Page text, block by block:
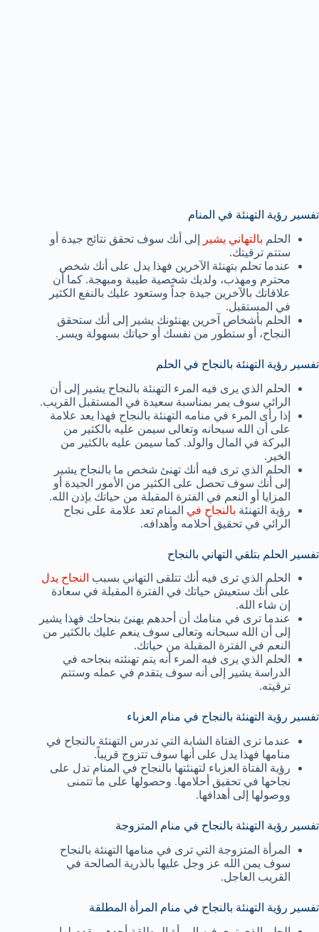
تفسير رؤية التهنئة في المنام
الحلم بالتهاني يشير
إلى أنك سوف تحقق نتائج جيدة أو
ستتم ترقيتك.
عندما تحلم بتهنئة الآخرين فهذا يدل على أنك شخص
محترم ومهذب، ولديك شخصية طيبة ومبهجة. كما أن
علاقاتك بالآخرين جيدة جداً وستعود عليك بالنفع الكثير
في المستقبل.
الحلم بأشخاص آخرين يهنئونك يشير إلى أنك ستحقق
النجاح، أو ستطور من نفسك أو حياتك بسهولة ويسر.
تفسير رؤية التهنئة بالنجاح في الحلم
الحلم الذي يرى فيه المرء التهنئة بالنجاح يشير إلى أن
الرائي سوف يمر بمناسبة سعيدة في المستقبل القريب.
إذا رأى المرء في منامه التهنئة بالنجاح فهذا يعد علامة
على أن الله سبحانه وتعالى سيمن عليه بالكثير من
البركة في المال والولد. كما سيمن عليه بالكثير من
الخير.
الحلم الذي ترى فيه أنك تهنئ شخص ما بالنجاح يشير
إلى أنك سوف تحصل على الكثير من الأمور الجيدة أو
المزايا أو النعم في الفترة المقبلة من حياتك بإذن الله.
رؤية التهنئة بالنجاح في المنام تعد علامة على نجاح
الرائي في تحقيق أحلامه وأهدافه.
تفسير الحلم بتلقي التهاني بالنجاح
الحلم الذي ترى فيه أنك تتلقى التهاني بسبب النجاح يدل
على أنك ستعيش حياتك في الفترة المقبلة في سعادة
إن شاء الله.
عندما ترى في منامك أن أحدهم يهنئ بنجاحك فهذا يشير
إلى أن الله سبحانه وتعالى سوف ينعم عليك بالكثير من
النعم في الفترة المقبلة من حياتك.
الحلم الذي يرى فيه المرء أنه يتم تهنئته بنجاحه في
الدراسة يشير إلى أنه سوف يتقدم في عمله وستتم
ترقيته.
تفسير رؤية التهنئة بالنجاح في منام العزباء
عندما ترى الفتاة الشابة التي تدرس التهنئة بالنجاح في
منامها فهذا يدل على أنها سوف تتزوج قريباً.
رؤية الفتاة العزباء لتهنئتها بالنجاح في المنام تدل على
نجاحها في تحقيق أحلامها. وحصولها على ما تتمنى
ووصولها إلى أهدافها.
تفسير رؤية التهنئة بالنجاح في منام المتزوجة
المرأة المتزوجة التي ترى في منامها التهنئة بالنجاح
سوف يمن الله عز وجل عليها بالذرية الصالحة في
القريب العاجل.
تفسير رؤية التهنئة بالنجاح في منام المرأة المطلقة